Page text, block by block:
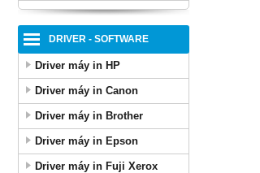
DRIVER - SOFTWARE
Driver máy in HP
Driver máy in Canon
Driver máy in Brother
Driver máy in Epson
Driver máy in Fuji Xerox